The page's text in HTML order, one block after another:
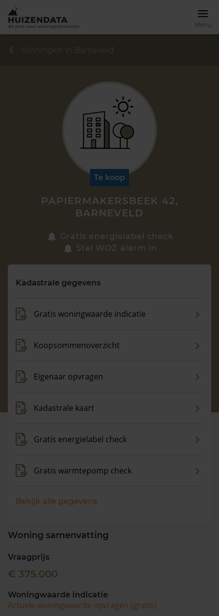
Menu
Vragen? Neem contact met ons op
088 220 4200
Woningen in Barneveld
Te koop
PAPIERMAKERSBEEK 42,
BARNEVELD
Gratis energielabel check
Stel WOZ alarm in
Kadastrale gegevens
Gratis woningwaarde indicatie
Koopsommenoverzicht
Eigenaar opvragen
Kadastrale kaart
Gratis energielabel check
Gratis warmtepomp check
Bekijk alle gegevens
Woning samenvatting
Vraagprijs
€ 375.000
Woningwaarde indicatie
Actuele woningwaarde opvragen (gratis)